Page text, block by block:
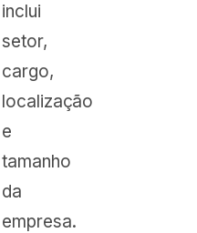
inclui
setor,
cargo,
localização
e
tamanho
da
empresa.